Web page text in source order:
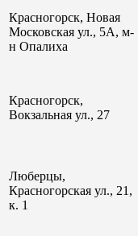
Красногорск, Новая
Московская ул., 5А, м-
н Опалиха
Красногорск,
Вокзальная ул., 27
Люберцы,
Красногорская ул., 21,
к. 1